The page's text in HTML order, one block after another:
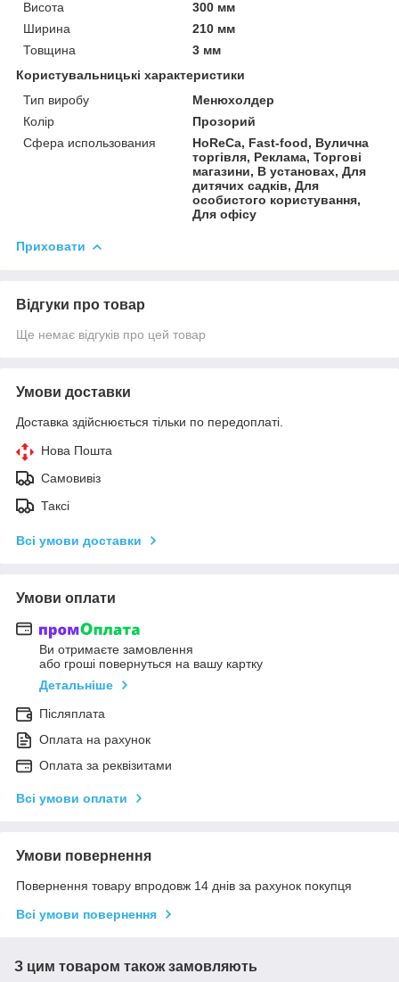
Висота
300 мм
Ширина
210 мм
Товщина
3 мм
Користувальницькі характеристики
Тип виробу
Менюхолдер
Колір
Прозорий
Сфера использования
HoReCa, Fast-food, Вулична
торгівля, Реклама, Торгові
магазини, В установах, Для
дитячих садків, Для
особистого користування,
Для офісу
Приховати
Відгуки про товар
Ще немає відгуків про цей товар
Умови доставки
Доставка здійснюється тільки по передоплаті.
Нова Пошта
Самовивіз
Таксі
Всі умови доставки
Умови оплати
Ви отримаєте замовлення
або гроші повернуться на вашу картку
Детальніше
Післяплата
Оплата на рахунок
Оплата за реквізитами
Всі умови оплати
Умови повернення
Повернення товару впродовж 14 днів за рахунок покупця
Всі умови повернення
З цим товаром також замовляють